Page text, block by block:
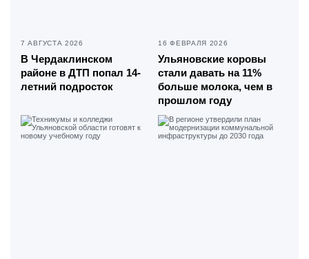
7 АВГУСТА 2026
В Чердаклинском
районе в ДТП попал 14-
летний подросток
16 ФЕВРАЛЯ 2026
Ульяновские коровы
стали давать на 11%
больше молока, чем в
прошлом году